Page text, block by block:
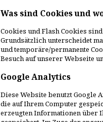
Was sind Cookies und
Cookies und Flash Cookies
Grundsätzlich unterscheidet
und temporäre/permanente
Besuch auf unserer Webseite
Google Analytics
Diese Website benutzt Google
die auf Ihrem Computer
erzeugten Informationen über